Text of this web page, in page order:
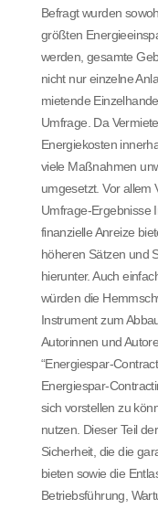
Befragt wurden
größten
werden, gesamte
nicht nur einzelne
mietende
Umfrage. Da
Energiekosten
viele Maßnahmen
umgesetzt. Vor allem
Umfrage-Ergebnisse
finanzielle Anreize
höheren Sätzen und
hierunter. Auch
würden die
Instrument zum
Autorinnen und
“Energiespar-
Energiespar-
sich vorstellen zu
nutzen. Dieser Teil
Sicherheit, die die
bieten sowie die
Betriebsführung,